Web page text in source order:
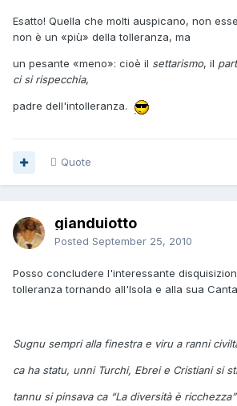
Esatto! Quella che molti auspicano, non
non è un «più» della tolleranza, ma
un pesante «meno»: cioè il settarismo, il
ci si rispecchia,
padre dell'intolleranza.
Quote
gianduiotto
Posted September 25, 2010
Posso concludere l'interessante
tolleranza tornando all'Isola e alla sua
Sugnu sempri alla finestra e viru a ranni
ca ha statu, unni Turchi, Ebrei e Cristiani si
tannu si pinsava ca “La diversità è ricchezza”